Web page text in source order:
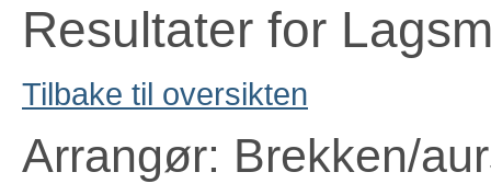
Resultater for
Tilbake til oversikten
Arrangør: Brekken/